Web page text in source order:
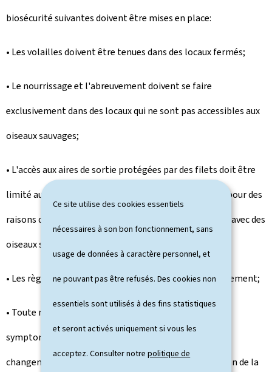
Ce site utilise des cookies essentiels
nécessaires à son bon fonctionnement, sans
usage de données à caractère personnel, et
ne pouvant pas être refusés. Des cookies non
essentiels sont utilisés à des fins statistiques
et seront activés uniquement si vous les
acceptez. Consulter notrepolitique de
biosécurité suivantes doivent être mises en place:
• Les volailles doivent être tenues dans des locaux fermés;
• Le nourrissage et l'abreuvement doivent se faire
exclusivement dans des locaux qui ne sont pas accessibles aux
oiseaux sauvages;
• L'accès aux aires de sortie protégées par des filets doit être
limité au strict minimum et est uniquement autorisé pour des
raisons de bien-être animal, afin d'éviter tout contact avec des
oiseaux sauvages;
• Les règles de biosécurité sont à respecter scrupuleusement;
• Toute mortalité anormale de volaille, toute
symptomatologie évoquant la grippe aviaire ou tout
changement des paramètres de production (diminution de la